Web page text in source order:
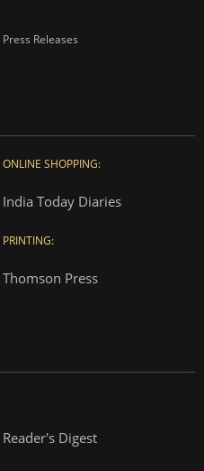
Press Releases
ONLINE SHOPPING:
India Today Diaries
PRINTING:
Thomson Press
Reader's Digest